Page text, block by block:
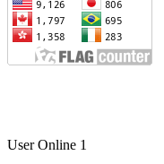
User Online 1